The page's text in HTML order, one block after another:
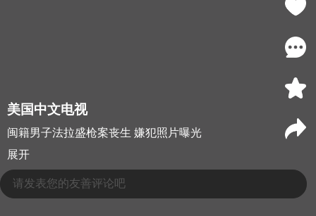
美国中文电视
闽籍男子法拉盛枪案丧生 嫌犯照片曝光
展开
请发表您的友善评论吧